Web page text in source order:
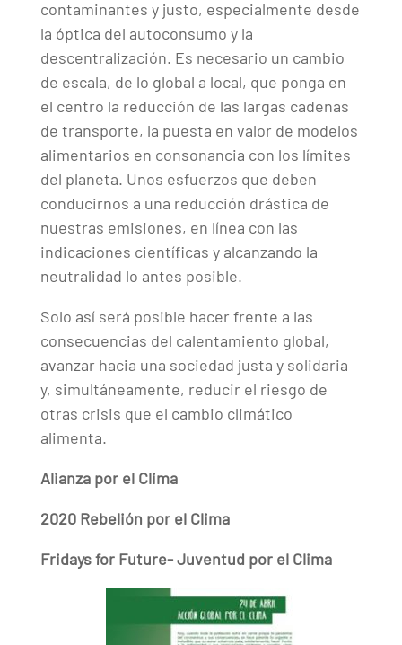
contaminantes y justo, especialmente desde
la óptica del autoconsumo y la
descentralización. Es necesario un cambio
de escala, de lo global a local, que ponga en
el centro la reducción de las largas cadenas
de transporte, la puesta en valor de modelos
alimentarios en consonancia con los límites
del planeta. Unos esfuerzos que deben
conducirnos a una reducción drástica de
nuestras emisiones, en línea con las
indicaciones científicas y alcanzando la
neutralidad lo antes posible.
Solo así será posible hacer frente a las
consecuencias del calentamiento global,
avanzar hacia una sociedad justa y solidaria
y, simultáneamente, reducir el riesgo de
otras crisis que el cambio climático
alimenta.
Alianza por el Clima
2020 Rebelión por el Clima
Fridays for Future- Juventud por el Clima